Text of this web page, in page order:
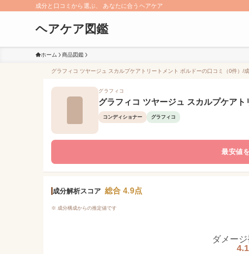
成分と口コミから選ぶ、 あなたに合うヘアケア
ヘアケア図鑑
ホーム 商品図鑑
グラフィコ ツヤージュ スカルプケアトリートメント ボルドーの口コミ（0件）/
グラフィコ
グラフィコ ツヤージュ スカルプケア
コンディショナー グラフィコ
最安値
成分解析スコア 総合 4.9点
※ 成分構成からの推定値です
ダメー
4.1